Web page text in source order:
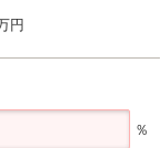
円
％